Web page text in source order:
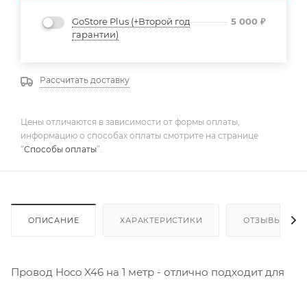
GoStore Plus (+Второй год
гарантии)
5 000 ₽
Рассчитать доставку
Цены отличаются в зависимости от формы оплаты,
информацию о способах оплаты смотрите на странице
“Способы оплаты”.
ОПИСАНИЕ ХАРАКТЕРИСТИКИ ОТЗЫВЫ
Провод Hoco X46 на 1 метр - отлично подходит для